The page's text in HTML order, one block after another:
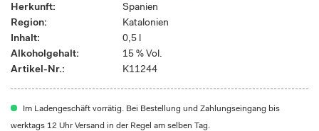
Herkunft:
Spanien
Region:
Katalonien
Inhalt:
0,5 l
Alkoholgehalt:
15 % Vol.
Artikel-Nr.:
K11244
Im Ladengeschäft vorrätig. Bei Bestellung und Zahlungseingang bis
werktags 12 Uhr Versand in der Regel am selben Tag.